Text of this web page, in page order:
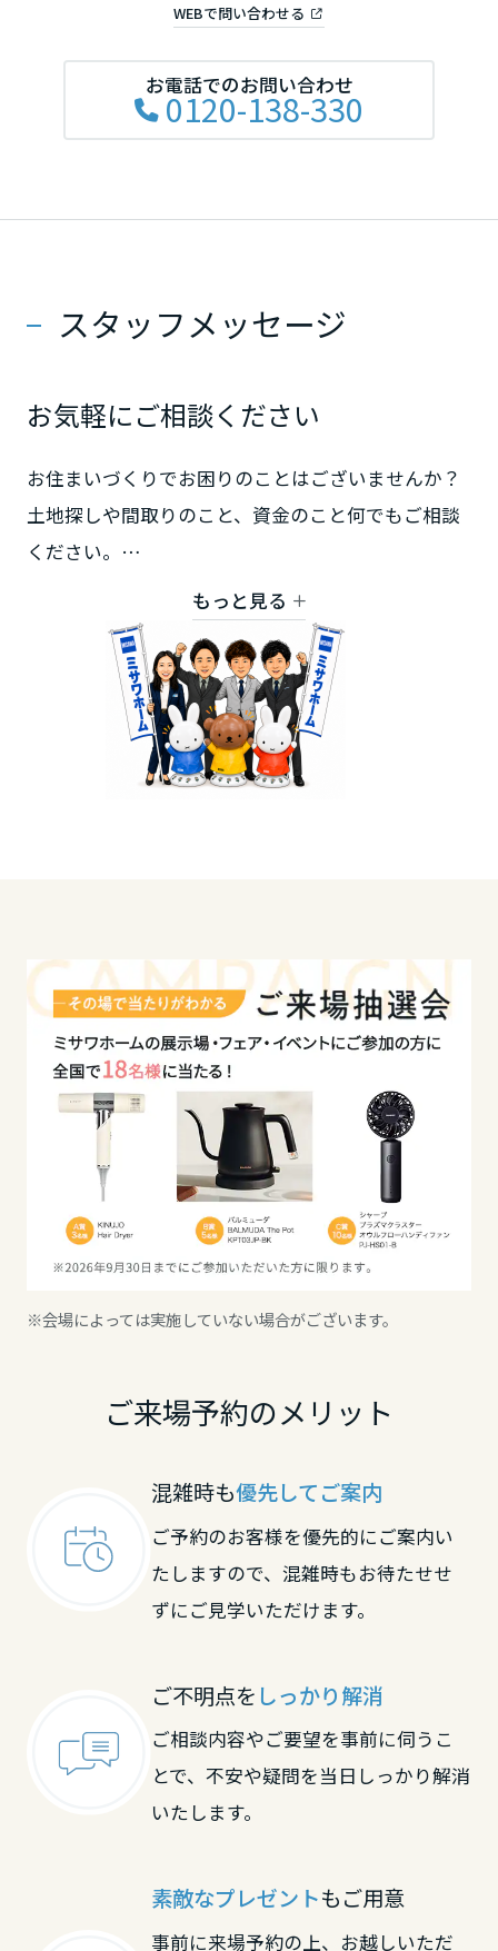
WEBで問い合わせる
お電話でのお問い合わせ
0120-138-330
スタッフメッセージ
お気軽にご相談ください
お住まいづくりでお困りのことはございませんか？
土地探しや間取りのこと、資金のこと何でもご相談
ください。
ご来場お待ちしております。
もっと見る
※会場によっては実施していない場合がございます。
ご来場予約のメリット
混雑時も優先してご案内
ご予約のお客様を優先的にご案内い
たしますので、混雑時もお待たせせ
ずにご見学いただけます。
ご不明点を しっかり解消
ご相談内容やご要望を事前に伺うこ
とで、不安や疑問を当日しっかり解消
いたします。
素敵なプレゼントもご用意
事前に来場予約の上、お越しいただ
宮崎県
鹿児島県